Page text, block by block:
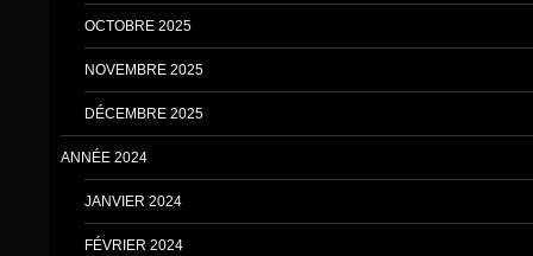
OCTOBRE 2025
NOVEMBRE 2025
DÉCEMBRE 2025
ANNÉE 2024
JANVIER 2024
FÉVRIER 2024